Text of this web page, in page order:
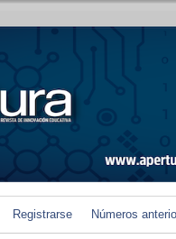
Registrarse Números